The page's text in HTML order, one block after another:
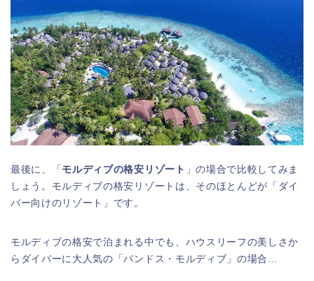
最後に、「 モルディブの格安リゾート 」の場合で比較してみま
しょう。モルディブの格安リゾートは、そのほとんどが「ダイ
バー向けのリゾート」です。
モルディブの格安で泊まれる中でも、ハウスリーフの美しさか
らダイバーに大人気の「バンドス・モルディブ」の場合…